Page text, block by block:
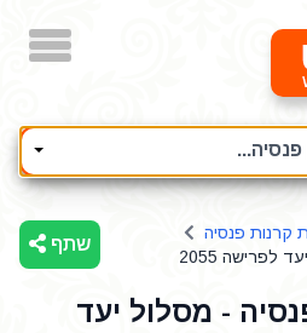
קרנות פנסיה
2055
שתף
- מסלול יעד